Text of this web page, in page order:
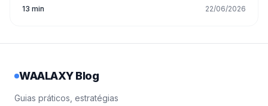
13 min 22/06/2026
WAALAXY Blog
Guias práticos, estratégias